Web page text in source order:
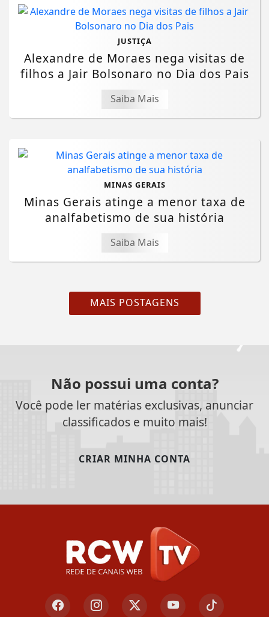
JUSTIÇA
Alexandre de Moraes nega visitas de
filhos a Jair Bolsonaro no Dia dos Pais
Saiba Mais
MINAS GERAIS
Minas Gerais atinge a menor taxa de
analfabetismo de sua história
Saiba Mais
MAIS POSTAGENS
Não possui uma conta?
Você pode ler matérias exclusivas, anunciar
classificados e muito mais!
CRIAR MINHA CONTA